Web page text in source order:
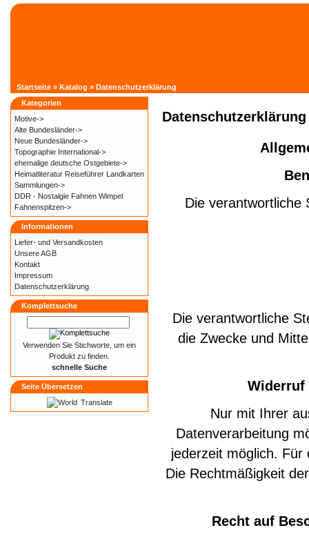
Startseite » Katalog » Datenschutzerklärung
Datenschutzerklärung
Die verantwortliche
Die verantwortliche
die Zwecke und
Widerruf
Nur mit Ihrer
Datenverarbeitung
jederzeit möglich.
Die Rechtmäßigkeit
Recht auf
Kategorien
Motive->
Alte Bundesländer->
Neue Bundesländer->
Topographie International->
ehemalige deutsche Ostgebiete->
Heimatliteratur Reiseführer Landkarten
Sammlungen->
DDR - Nostalgie Fahnen Wimpel
Fahnenspitzen->
Informationen
Liefer- und Versandkosten
Unsere AGB
Kontakt
Impressum
Datenschutzerklärung
Komplettsuche
Verwenden Sie Stichworte, um ein
Produkt zu finden.
schnelle Suche
Seite Übersetzen
Translate